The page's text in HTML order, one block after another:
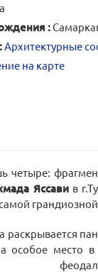
:
Архитектурные
на карте
четыре:
Яссави в
особое место